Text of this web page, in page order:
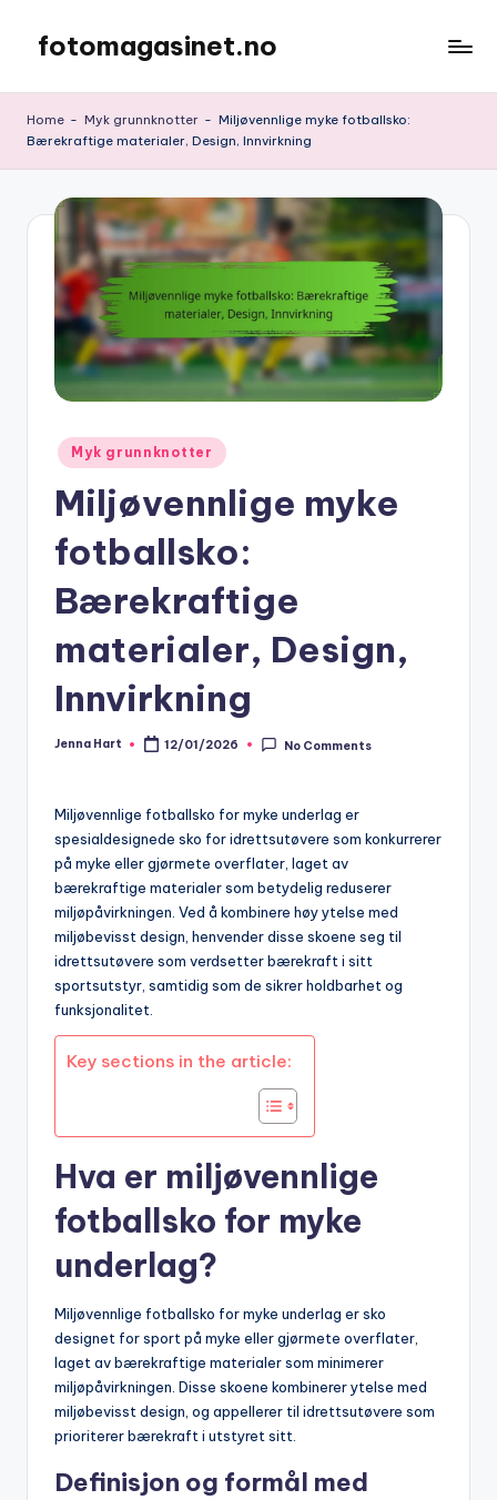
content
fotomagasinet.no
Home - Myk grunnknotter - Miljøvennlige myke fotballsko:
Bærekraftige materialer, Design, Innvirkning
Posted
in
Myk grunnknotter
Miljøvennlige myke
fotballsko:
Bærekraftige
materialer, Design,
Innvirkning
Posted
Jenna Hart 12/01/2026 No Comments
Miljøvennlige fotballsko for myke underlag er
spesialdesignede sko for idrettsutøvere som konkurrerer
på myke eller gjørmete overflater, laget av
bærekraftige materialer som betydelig reduserer
miljøpåvirkningen. Ved å kombinere høy ytelse med
miljøbevisst design, henvender disse skoene seg til
idrettsutøvere som verdsetter bærekraft i sitt
sportsutstyr, samtidig som de sikrer holdbarhet og
funksjonalitet.
Key sections in the article:
Hva er miljøvennlige
fotballsko for myke
underlag?
Miljøvennlige fotballsko for myke underlag er sko
designet for sport på myke eller gjørmete overflater,
laget av bærekraftige materialer som minimerer
miljøpåvirkningen. Disse skoene kombinerer ytelse med
miljøbevisst design, og appellerer til idrettsutøvere som
prioriterer bærekraft i utstyret sitt.
Definisjon og formål med